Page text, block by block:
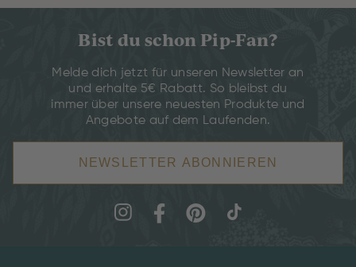
Bist du schon Pip-Fan?
Melde dich jetzt für unseren Newsletter an
und erhalte 5€ Rabatt. So bleibst du
immer über unsere neuesten Produkte und
Angebote auf dem Laufenden.
NEWSLETTER ABONNIEREN